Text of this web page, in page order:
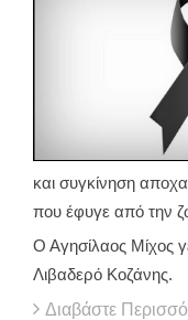
και συγκίνηση
που έφυγε από την
Ο Αγησίλαος Μίχος
Λιβαδερό Κοζάνης.
Διαβάστε